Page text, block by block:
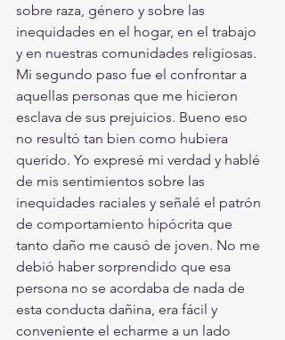
sobre raza, género y sobre las
inequidades en el hogar, en el trabajo
y en nuestras comunidades religiosas.
Mi segundo paso fue el confrontar a
aquellas personas que me hicieron
esclava de sus prejuicios. Bueno eso
no resultó tan bien como hubiera
querido. Yo expresé mi verdad y hablé
de mis sentimientos sobre las
inequidades raciales y señalé el patrón
de comportamiento hipócrita que
tanto daño me causó de joven. No me
debió haber sorprendido que esa
persona no se acordaba de nada de
esta conducta dañina, era fácil y
conveniente el echarme a un lado